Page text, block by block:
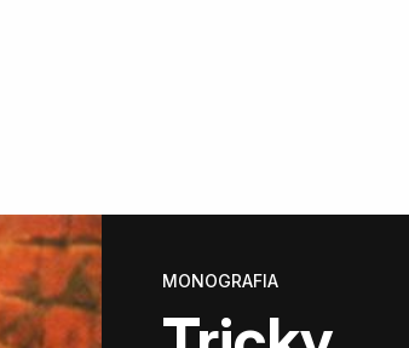
MONOGRAFIA